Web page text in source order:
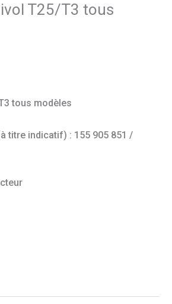
T25/T3 tous
tous modèles
titre indicatif) : 155 905 851 /